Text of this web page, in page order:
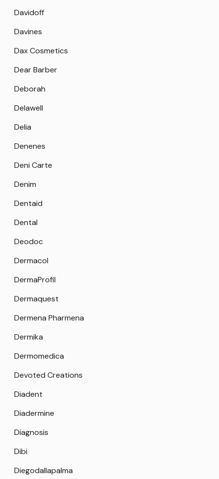
Davidoff
Davines
Dax Cosmetics
Dear Barber
Deborah
Delawell
Delia
Denenes
Deni Carte
Denim
Dentaid
Dental
Deodoc
Dermacol
DermaProfil
Dermaquest
Dermena Pharmena
Dermika
Dermomedica
Devoted Creations
Diadent
Diadermine
Diagnosis
Dibi
Diegodallapalma